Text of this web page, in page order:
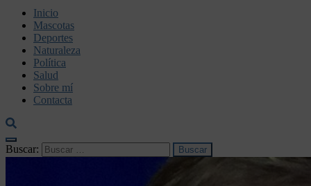
dnaservic.es
Inicio
Mascotas
Deportes
Naturaleza
Política
Salud
Sobre mí
Contacta
Buscar: